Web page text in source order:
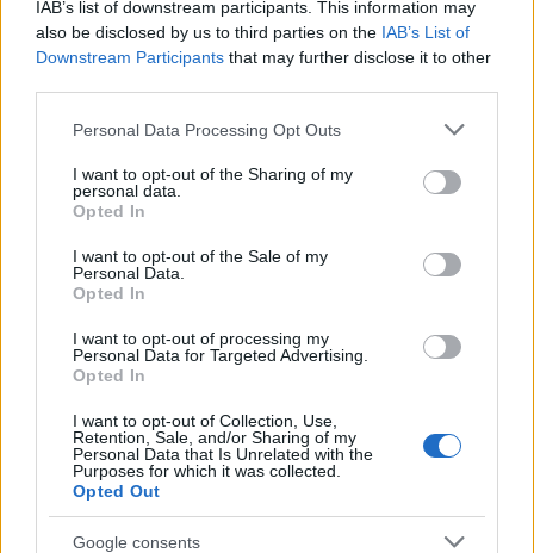
IAB’s list of downstream participants. This information may
also be disclosed by us to third parties on the IAB’s List of
Downstream Participants that may further disclose it to other
Please note that this website/app uses one or more Google
not limited to your visit or usage behaviour. You may click to
grant or deny consent to Google and its third-party tags to
use your data for below specified purposes in below Google
consent section.
Personal Data Processing Opt Outs
I want to opt-out of the Sharing of my
personal data.
Opted In
I want to opt-out of the Sale of my
Personal Data.
Opted In
I want to opt-out of processing my
Personal Data for Targeted Advertising.
Opted In
I want to opt-out of Collection, Use,
Retention, Sale, and/or Sharing of my
Personal Data that Is Unrelated with the
Purposes for which it was collected.
Opted Out
Google consents
Indemnité carburant 2026 : qui peut encore en bénéficier avant
la fin du délai ?
Juliette Bernard · 10 Août 2026
INVESTISSEMENTS